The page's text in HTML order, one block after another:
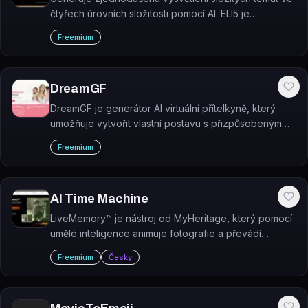
čtyřech úrovních složitosti pomocí AI. ELI5 je
vzdělávací platforma, která přizpůsobuje výklad
potřebám studenta i učitele.
Freemium
DreamGF
DreamGF je generátor AI virtuální přítelkyně, který
umožňuje vytvořit vlastní postavu s přizpůsobeným
vzhledem, osobností a chatovat s ní.
Freemium
AI Time Machine
LiveMemory™ je nástroj od MyHeritage, který pomocí
umělé inteligence animuje fotografie a převádí
statické snímky na krátké videoklipy.
Freemium Česky